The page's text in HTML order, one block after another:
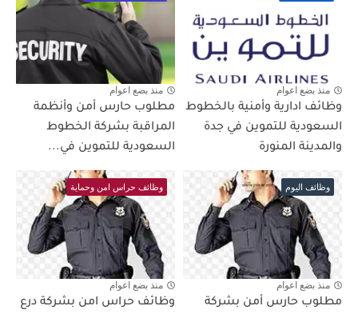
منذ بضع اعوام
وظائف ادارية وأمنية بالخطوط
السعودية للتموين في جدة
والمدينة المنورة
منذ بضع اعوام
مطلوب حارس أمن وأنظمة
المراقبة بشركة الخطوط
السعودية للتموين في...
وظائف اليوم
منذ بضع اعوام
مطلوب حارس أمن بشركة
وظائف حراس امن وحماية
منذ بضع اعوام
وظائف حراس امن بشركة درع